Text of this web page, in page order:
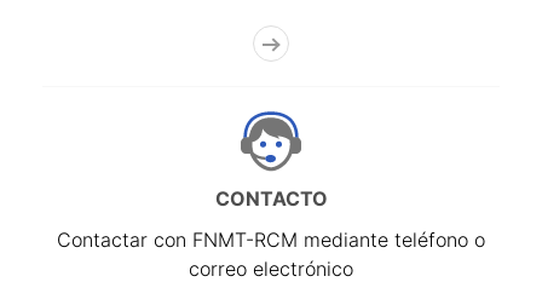
CONTACTO
Contactar con FNMT-RCM mediante teléfono o
correo electrónico